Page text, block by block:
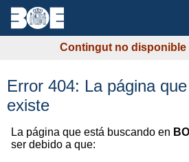
Contingut no disponible
Error 404: La página
existe
La página que está buscando en
ser debido a que: